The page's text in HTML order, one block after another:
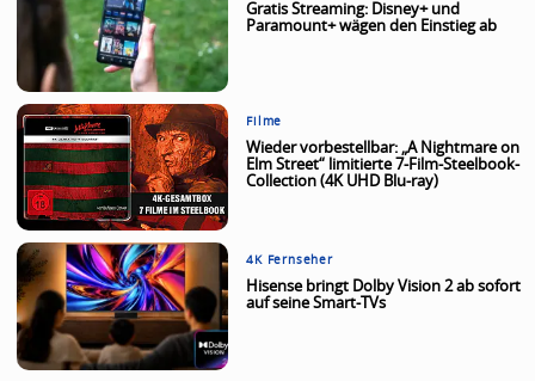
Gratis Streaming: Disney+ und
Paramount+ wägen den Einstieg ab
Filme
Wieder vorbestellbar: „A Nightmare on
Elm Street“ limitierte 7-Film-Steelbook-
Collection (4K UHD Blu-ray)
4K Fernseher
Hisense bringt Dolby Vision 2 ab sofort
auf seine Smart-TVs